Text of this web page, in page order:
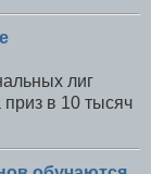
лиг
приз в 10 тысяч